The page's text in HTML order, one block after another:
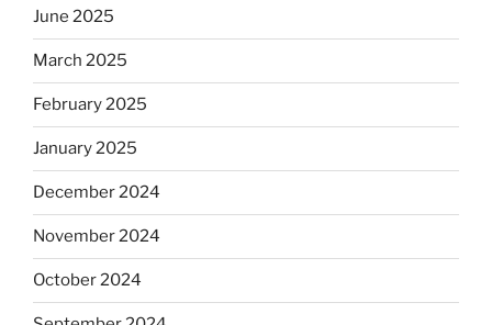
June 2025
March 2025
February 2025
January 2025
December 2024
November 2024
October 2024